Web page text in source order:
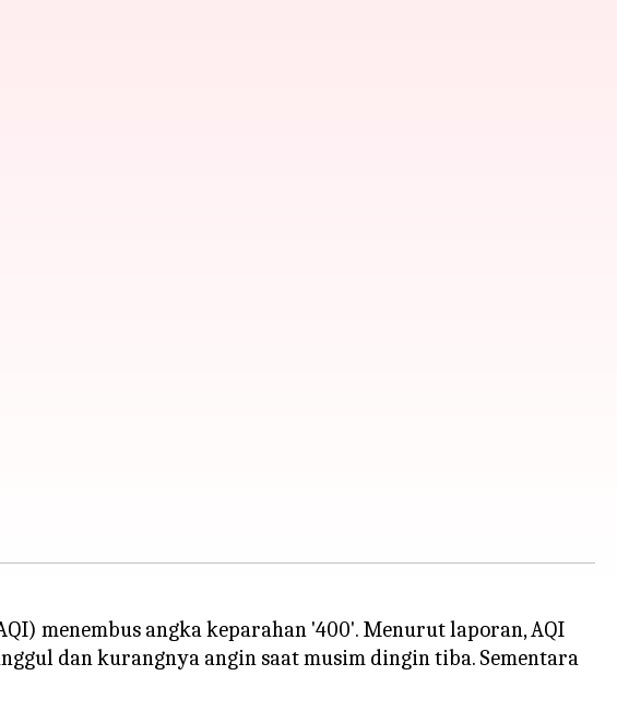
menembus angka keparahan '400'. Menurut laporan, AQI
dan kurangnya angin saat musim dingin tiba. Sementara